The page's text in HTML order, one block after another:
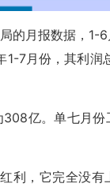
的月报数据，1-
7月份，其利润
亿。单七月份
利，它完全没有